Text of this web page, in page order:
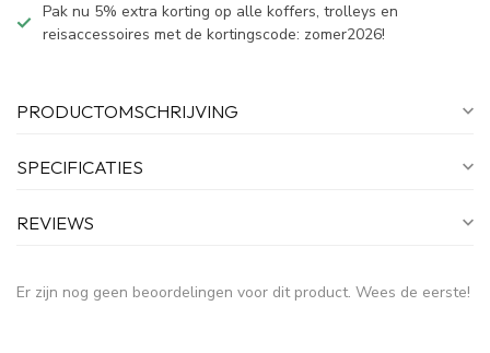
Pak nu 5% extra korting op alle koffers, trolleys en
reisaccessoires met de kortingscode: zomer2026!
PRODUCTOMSCHRIJVING
SPECIFICATIES
REVIEWS
Er zijn nog geen beoordelingen voor dit product. Wees de eerste!